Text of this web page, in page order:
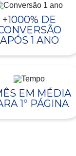
+1000% DE
APÓS 1 ANO
EM MÉDIA
1º PÁGINA